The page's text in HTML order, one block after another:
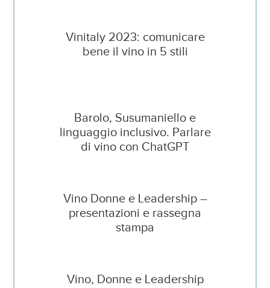
Vinitaly 2023: comunicare
bene il vino in 5 stili
Barolo, Susumaniello e
linguaggio inclusivo. Parlare
di vino con ChatGPT
Vino Donne e Leadership –
presentazioni e rassegna
stampa
Vino, Donne e Leadership